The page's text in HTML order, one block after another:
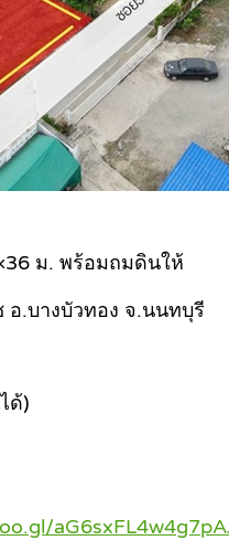
ม. พร้อมถมดินให้
.บางบัวทอง จ.นนทบุรี
ด้)